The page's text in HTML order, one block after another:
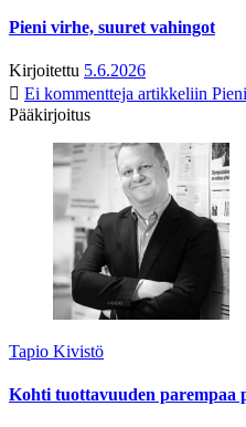
Pieni virhe, suuret vahingot
Kirjoitettu 5.6.2026
Ei kommentteja artikkeliin
Pääkirjoitus
Tapio Kivistö
Kohti tuottavuuden parempaa